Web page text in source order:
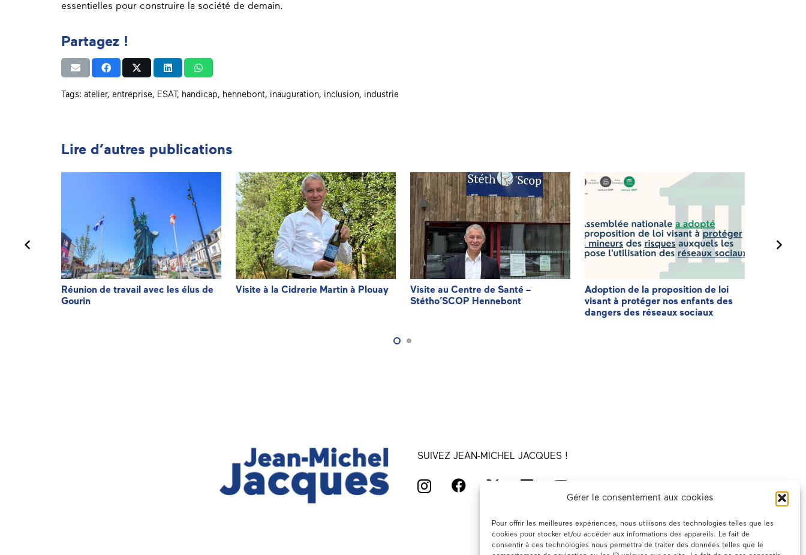
Gérer le consentement aux cookies
Pour offrir les meilleures expériences, nous utilisons des technologies telles que les
cookies pour stocker et/ou accéder aux informations des appareils. Le fait de
consentir à ces technologies nous permettra de traiter des données telles que le
essentielles pour construire la société de demain.
Partagez !
Tags: atelier, entreprise, ESAT, handicap, hennebont, inauguration, inclusion, industrie
Lire d’autres publications
Réunion de travail avec les élus de
Gourin
Visite à la Cidrerie Martin à Plouay
Visite au Centre de Santé –
Stétho’SCOP Hennebont
Adoption de la proposition de loi
visant à protéger nos enfants des
dangers des réseaux sociaux
SUIVEZ JEAN-MICHEL JACQUES !